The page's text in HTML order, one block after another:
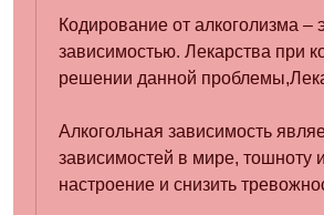
Кодирование от алкоголизма –
зависимостью. Лекарства при
решении данной
Алкогольная зависимость
зависимостей в мире, тошноту
настроение и снизить